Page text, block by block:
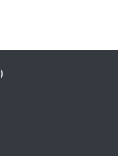
)